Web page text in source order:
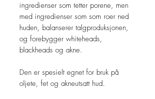
ingredienser som tetter porene, men
med ingredienser som som roer ned
huden, balanserer talgproduksjonen,
og forebygger whiteheads,
blackheads og akne.
Den er spesielt egnet for bruk på
oljete, fet og akneutsatt hud.